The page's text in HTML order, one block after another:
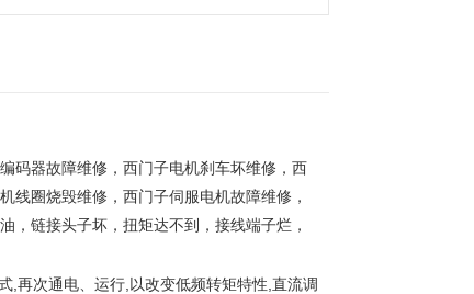
码器故障维修，西门子电机刹车坏维修，西
线圈烧毁维修，西门子伺服电机故障维修，
，链接头子坏，扭矩达不到，接线端子烂，
,再次通电、运行,以改变低频转矩特性,直流调